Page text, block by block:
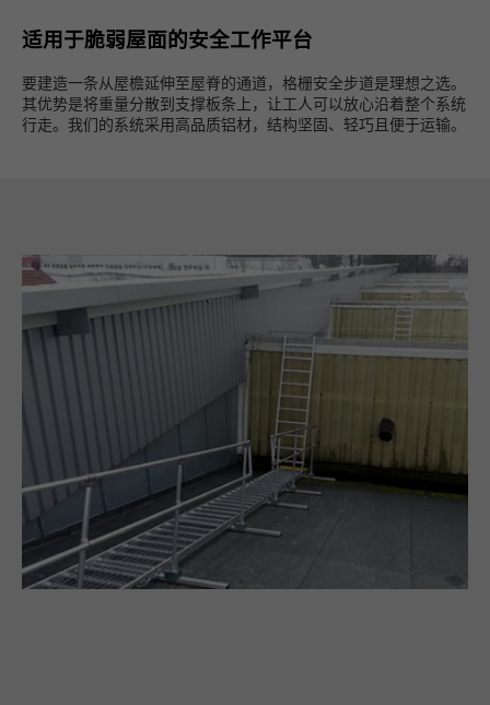
适用于脆弱屋面的安全工作平台
要建造一条从屋檐延伸至屋脊的通道，格栅安全步道是理想之选。
其优势是将重量分散到支撑板条上，让工人可以放心沿着整个系统
行走。我们的系统采用高品质铝材，结构坚固、轻巧且便于运输。